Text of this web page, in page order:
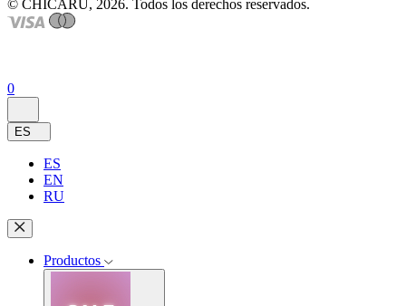
© CHICARU, 2026. Todos los derechos reservados.
0
ES
ES
EN
RU
Productos